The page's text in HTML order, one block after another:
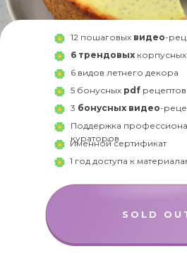
SOLD
12 пошаговых видео-
6 трендовых
6 видов летнего декора
5 бонусных pdf рецептов
3 бонусных видео-
Поддержка
кураторов
1 год доступа к
Именной сертификат